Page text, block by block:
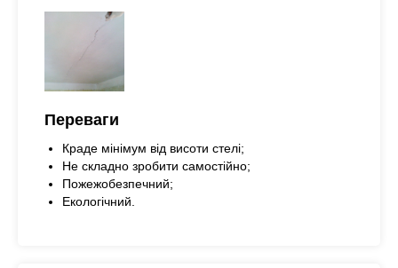
Переваги
Краде мінімум від висоти стелі;
Не складно зробити самостійно;
Пожежобезпечний;
Екологічний.